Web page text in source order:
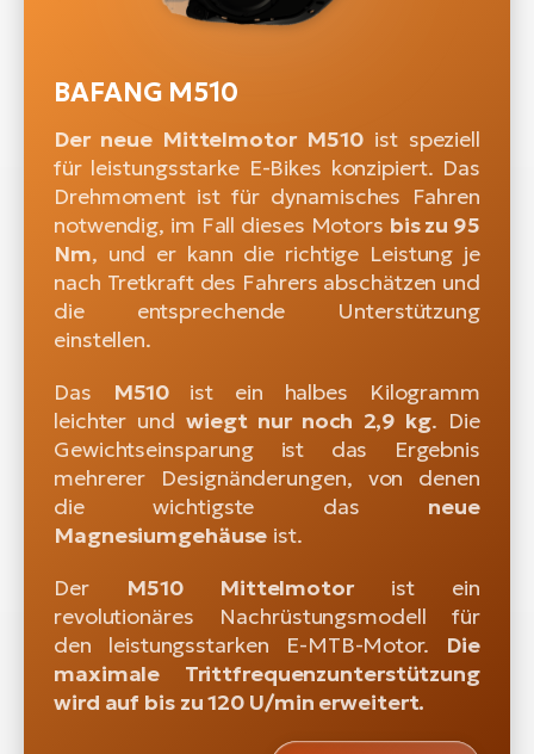
BAFANG M510
Der neue Mittelmotor M510ist speziell
für leistungsstarke E-Bikes konzipiert. Das
Drehmoment ist für dynamisches Fahren
notwendig, im Fall dieses Motors bis zu 95
Nm, und er kann die richtige Leistung je
nach Tretkraft des Fahrers abschätzen und
die entsprechende Unterstützung
einstellen.
Das
M510 ist ein halbes Kilogramm
leichter undwiegt nur noch 2,9 kg. Die
Gewichtseinsparung ist das Ergebnis
mehrerer Designänderungen, von denen
die wichtigste das neue
Magnesiumgehäuse ist.
Der M510 Mittelmotorist ein
revolutionäres Nachrüstungsmodell für
den leistungsstarken E-MTB-Motor. Die
maximale Trittfrequenzunterstützung
wird auf bis zu 120 U/min erweitert.